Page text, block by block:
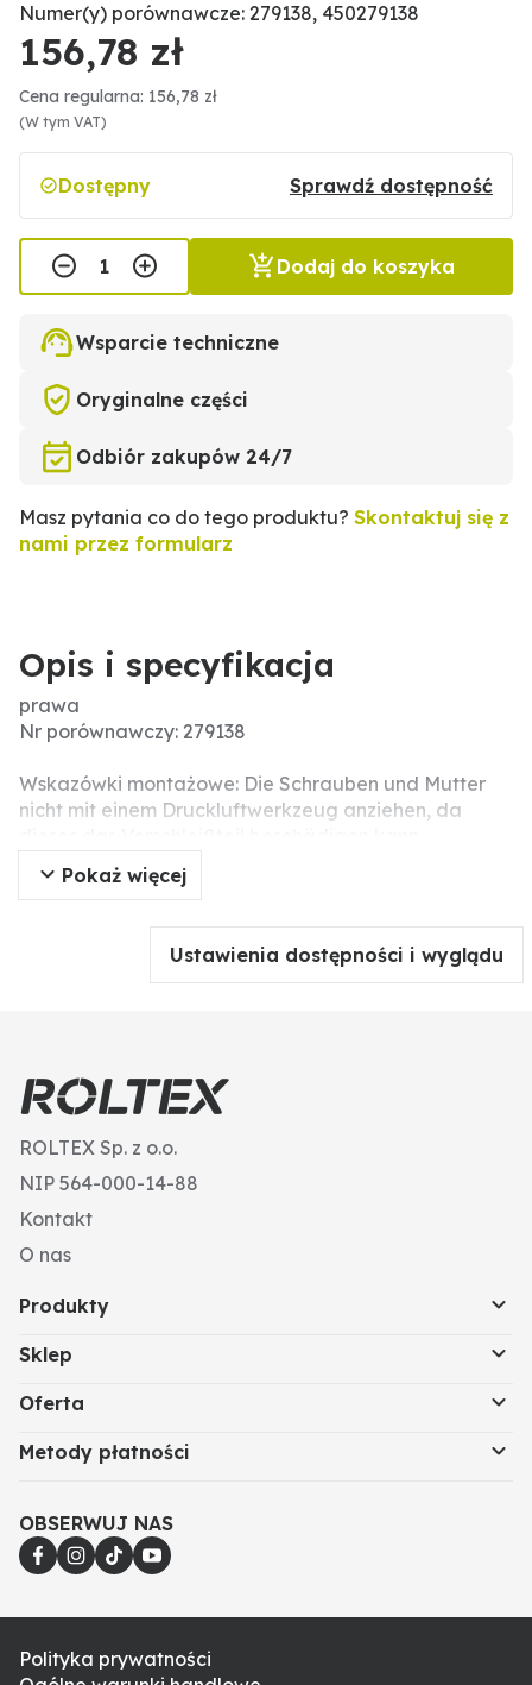
Numer(y) porównawcze: 279138, 450279138
156,78 zł
Cena regularna: 156,78 zł
(W tym VAT)
Dostępny Sprawdź dostępność
Dodaj do koszyka
Wsparcie techniczne
Oryginalne części
Odbiór zakupów 24/7
Masz pytania co do tego produktu? Skontaktuj się z
nami przez formularz
Opis i specyfikacja
prawa
Nr porównawczy: 279138
Wskazówki montażowe: Die Schrauben und Mutter
nicht mit einem Druckluftwerkzeug anziehen, da
(Spannungsrisse).
Pokaż więcej
Ustawienia dostępności i wyglądu
ROLTEX Sp. z o.o.
NIP 564-000-14-88
Kontakt
O nas
Produkty
Sklep
Oferta
Metody płatności
OBSERWUJ NAS
Polityka prywatności